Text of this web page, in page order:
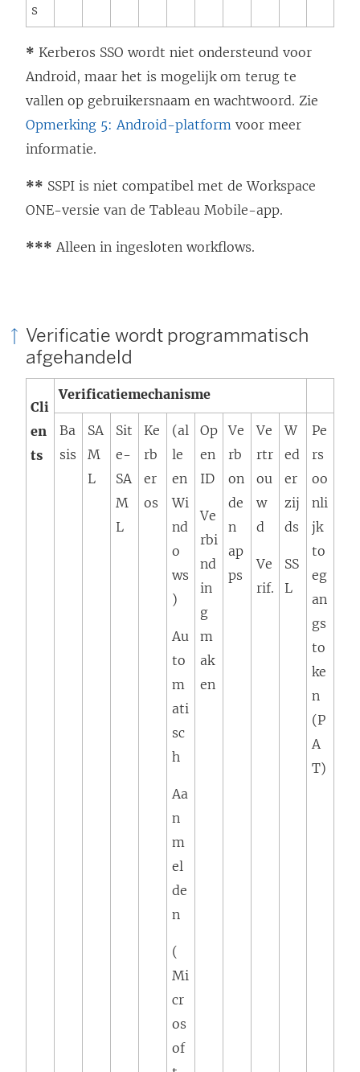
s
* Kerberos SSO wordt niet ondersteund voor
Android, maar het is mogelijk om terug te
vallen op gebruikersnaam en wachtwoord. Zie
Opmerking 5: Android-platform voor meer
informatie.
** SSPI is niet compatibel met de Workspace
ONE-versie van de Tableau Mobile-app.
*** Alleen in ingesloten workflows.
Verificatie wordt programmatisch
afgehandeld
Cli
en
ts
Verificatiemechanisme
Ba
sis
SA
M
L
Sit
e-
SA
M
L
Ke
rb
er
os
(al
le
en
Wi
nd
o
ws
)
Au
to
m
ati
sc
h
Aa
n
m
el
de
n
(
Mi
cr
os
of
Op
en
ID
Ve
rbi
nd
in
g
m
ak
en
Ve
rb
on
de
n
ap
ps
Ve
rtr
ou
w
d
Ve
rif.
W
ed
er
zij
ds
SS
L
Pe
rs
oo
nli
jk
to
eg
an
gs
to
ke
n
(P
A
T)